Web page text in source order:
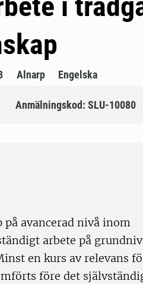
Alnarp Engelska
Anmälningskod: SLU-10080
på avancerad nivå inom
arbete på
en kurs av relevans
före det